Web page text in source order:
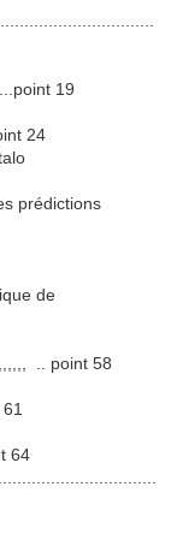
19
24
prédictions
de
.. point 58
64